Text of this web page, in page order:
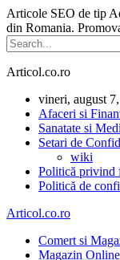
Articole SEO de tip
din Romania.
Articol.co.ro
vineri, august
Afaceri si
Sanatate si
Setari de
wiki
Politică privind
Politică de
Articol.co.ro
Comert si
Magazin Online